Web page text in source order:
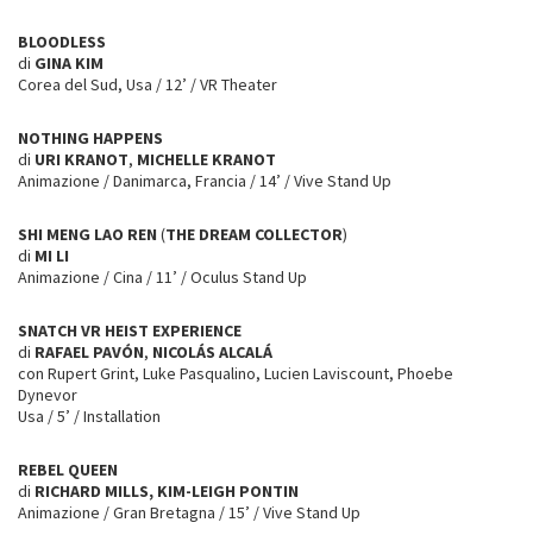
BLOODLESS
di GINA KIM
Corea del Sud, Usa / 12’ / VR Theater
NOTHING HAPPENS
di URI KRANOT, MICHELLE KRANOT
Animazione / Danimarca, Francia / 14’ / Vive Stand Up
SHI MENG LAO REN (THE DREAM COLLECTOR)
di MI LI
Animazione / Cina / 11’ / Oculus Stand Up
SNATCH VR HEIST EXPERIENCE
di RAFAEL PAVÓN, NICOLÁS ALCALÁ
con Rupert Grint, Luke Pasqualino, Lucien Laviscount, Phoebe
Dynevor
Usa / 5’ / Installation
REBEL QUEEN
di RICHARD MILLS, KIM-LEIGH PONTIN
Animazione / Gran Bretagna / 15’ / Vive Stand Up